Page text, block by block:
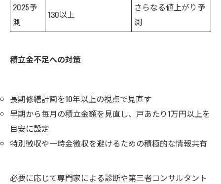
2025予
測
130以上
さらなる値上がり予
測
積立金不足への対策
長期修繕計画を10年以上の視点で見直す
早期から毎月の積立金額を見直し、戸あたり1万円以上を
目安に設定
特別徴収や一時金徴収を避けるための積極的な情報共有
必要に応じて専門家による診断や第三者コンサルタント